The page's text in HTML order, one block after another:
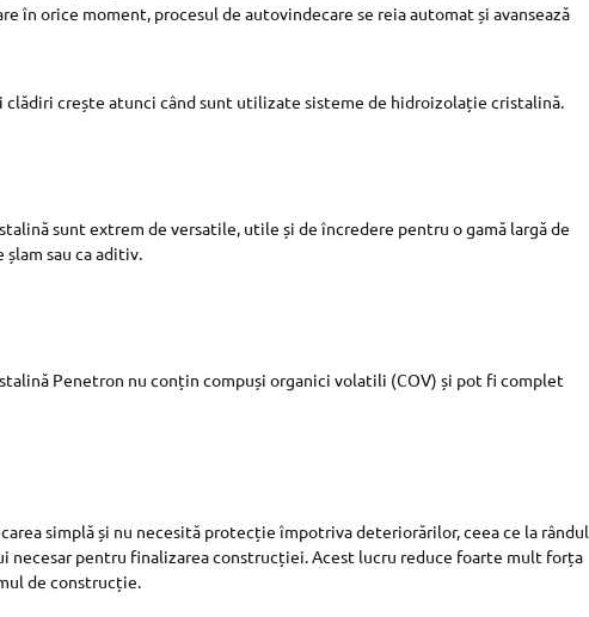
în orice moment, procesul de autovindecare se reia automat și avansează
crește atunci când sunt utilizate sisteme de hidroizolație cristalină.
sunt extrem de versatile, utile și de încredere pentru o gamă largă de
sau ca aditiv.
Penetron nu conțin compuși organici volatili (COV) și pot fi complet
simplă și nu necesită protecție împotriva deteriorărilor, ceea ce la rândul
necesar pentru finalizarea construcției. Acest lucru reduce foarte mult forța
de construcție.